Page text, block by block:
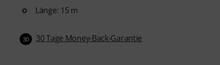
Länge: 15 m
30 30 Tage Money-Back-Garantie